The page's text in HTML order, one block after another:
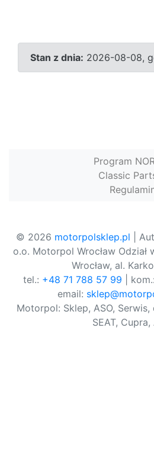
Stan z dnia: 2026-08-08,
Program
Classic
© 2026 motorpolsklep.pl |
o.o. Motorpol Wrocław Odział
Wrocław, al.
tel.: +48 71 788 57 99 | kom.:
email:
Motorpol: Sklep, ASO,
SEAT, Cupra,